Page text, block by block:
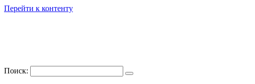
Перейти к контенту
Поиск: